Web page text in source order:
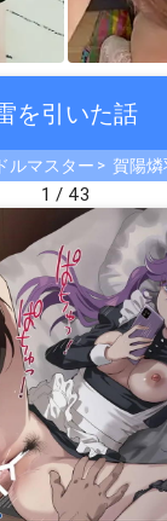
を引いた話
ルマスター 賀陽燐
1 / 43